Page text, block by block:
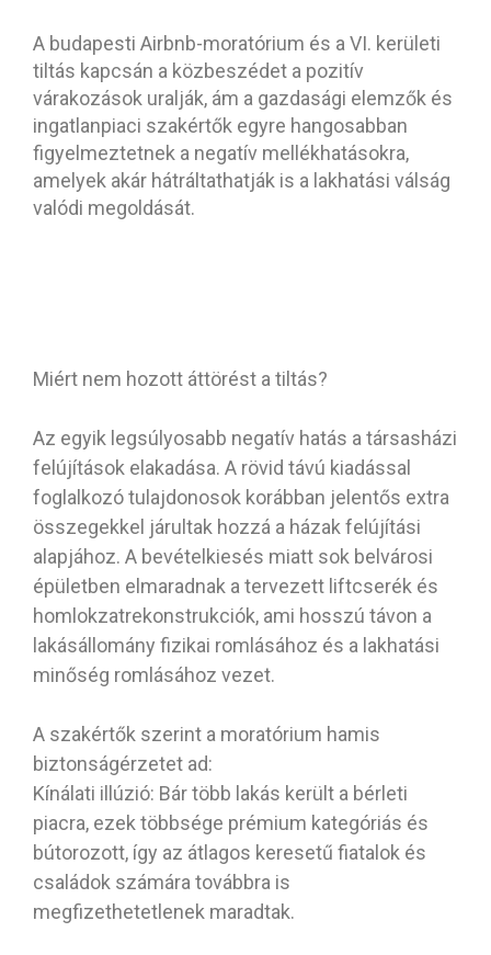
A budapesti Airbnb-moratórium és a VI. kerületi
tiltás kapcsán a közbeszédet a pozitív
várakozások uralják, ám a gazdasági elemzők és
ingatlanpiaci szakértők egyre hangosabban
figyelmeztetnek a negatív mellékhatásokra,
amelyek akár hátráltathatják is a lakhatási válság
valódi megoldását.
Miért nem hozott áttörést a tiltás?
Az egyik legsúlyosabb negatív hatás a társasházi
felújítások elakadása. A rövid távú kiadással
foglalkozó tulajdonosok korábban jelentős extra
összegekkel járultak hozzá a házak felújítási
alapjához. A bevételkiesés miatt sok belvárosi
épületben elmaradnak a tervezett liftcserék és
homlokzatrekonstrukciók, ami hosszú távon a
lakásállomány fizikai romlásához és a lakhatási
minőség romlásához vezet.
A szakértők szerint a moratórium hamis
biztonságérzetet ad:
Kínálati illúzió: Bár több lakás került a bérleti
piacra, ezek többsége prémium kategóriás és
bútorozott, így az átlagos keresetű fiatalok és
családok számára továbbra is
megfizethetetlenek maradtak.